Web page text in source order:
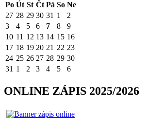
Po Út St Čt Pá So Ne
27 28 29 30 31 1
2
3
4 5 6 7 8
9
10 11 12 13 14 15 16
17 18 19 20 21 22 23
24 25 26 27 28 29 30
31 1 2 3 4 5 6
ONLINE ZÁPIS 2025/2026